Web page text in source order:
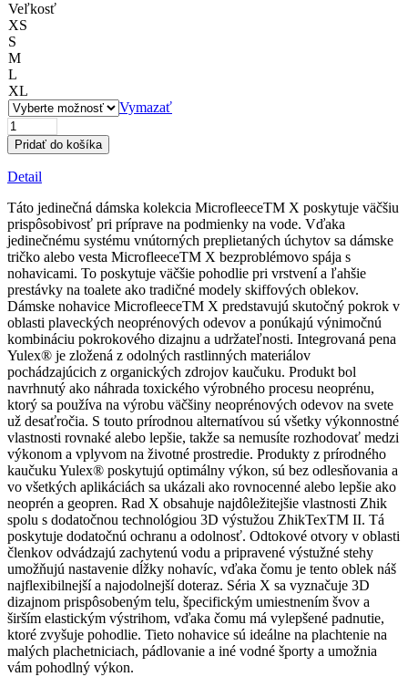
Veľkosť
XS
S
M
L
XL
Vymazať
množstvo
Dámske
nohavice
Microfleece
Pridať do košíka
Detail
Táto jedinečná dámska kolekcia MicrofleeceTM X poskytuje väčšiu
prispôsobivosť pri príprave na podmienky na vode. Vďaka
jedinečnému systému vnútorných preplietaných úchytov sa dámske
tričko alebo vesta MicrofleeceTM X bezproblémovo spája s
nohavicami. To poskytuje väčšie pohodlie pri vrstvení a ľahšie
prestávky na toalete ako tradičné modely skiffových oblekov.
Dámske nohavice MicrofleeceTM X predstavujú skutočný pokrok v
oblasti plaveckých neoprénových odevov a ponúkajú výnimočnú
kombináciu pokrokového dizajnu a udržateľnosti. Integrovaná pena
Yulex® je zložená z odolných rastlinných materiálov
pochádzajúcich z organických zdrojov kaučuku. Produkt bol
navrhnutý ako náhrada toxického výrobného procesu neoprénu,
ktorý sa používa na výrobu väčšiny neoprénových odevov na svete
už desaťročia. S touto prírodnou alternatívou sú všetky výkonnostné
vlastnosti rovnaké alebo lepšie, takže sa nemusíte rozhodovať medzi
výkonom a vplyvom na životné prostredie. Produkty z prírodného
kaučuku Yulex® poskytujú optimálny výkon, sú bez odlesňovania a
vo všetkých aplikáciách sa ukázali ako rovnocenné alebo lepšie ako
neoprén a geopren. Rad X obsahuje najdôležitejšie vlastnosti Zhik
spolu s dodatočnou technológiou 3D výstužou ZhikTexTM II. Tá
poskytuje dodatočnú ochranu a odolnosť. Odtokové otvory v oblasti
členkov odvádzajú zachytenú vodu a pripravené výstužné stehy
umožňujú nastavenie dĺžky nohavíc, vďaka čomu je tento oblek náš
najflexibilnejší a najodolnejší doteraz. Séria X sa vyznačuje 3D
dizajnom prispôsobeným telu, špecifickým umiestnením švov a
širším elastickým výstrihom, vďaka čomu má vylepšené padnutie,
ktoré zvyšuje pohodlie. Tieto nohavice sú ideálne na plachtenie na
malých plachetniciach, pádlovanie a iné vodné športy a umožnia
vám pohodlný výkon.